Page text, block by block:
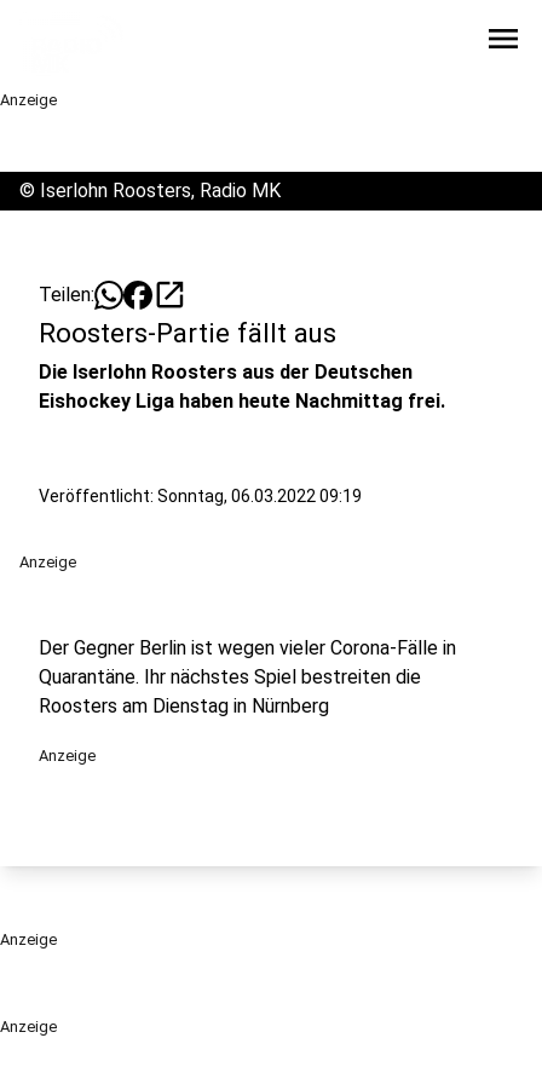
menu
Anzeige
Anzeige
© Iserlohn Roosters, Radio MK
Teilen: open_in_new
Roosters-Partie fällt aus
Die Iserlohn Roosters aus der Deutschen
Eishockey Liga haben heute Nachmittag frei.
Veröffentlicht: Sonntag, 06.03.2022 09:19
Anzeige
Der Gegner Berlin ist wegen vieler Corona-Fälle in
Quarantäne. Ihr nächstes Spiel bestreiten die
Roosters am Dienstag in Nürnberg
Anzeige
Anzeige